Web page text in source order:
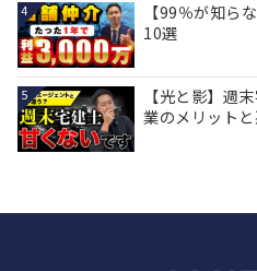
4
【99％が知ら
10選
5
【光と影】週
業のメリット